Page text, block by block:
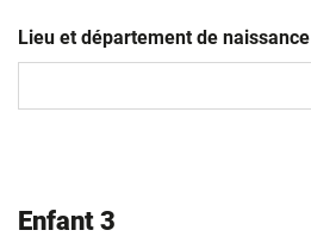
slash
MM
Lieu et département de naissance
Enfant 3